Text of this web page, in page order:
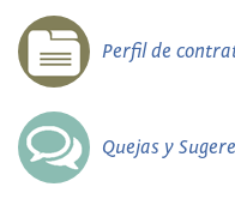
Perfil de
Quejas y